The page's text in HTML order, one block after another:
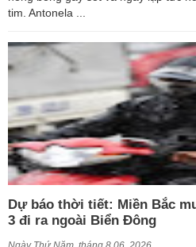
tim. Antonela ...
Dự báo thời tiết: Miền Bắc
3 đi ra ngoài Biển Đông